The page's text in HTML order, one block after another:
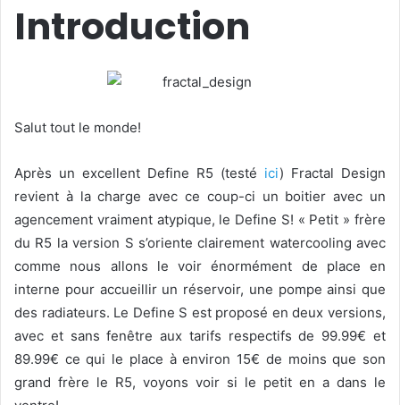
Introduction
Salut tout le monde!
Après un excellent Define R5 (testé ici) Fractal Design
revient à la charge avec ce coup-ci un boitier avec un
agencement vraiment atypique, le Define S! « Petit » frère
du R5 la version S s’oriente clairement watercooling avec
comme nous allons le voir énormément de place en
interne pour accueillir un réservoir, une pompe ainsi que
des radiateurs. Le Define S est proposé en deux versions,
avec et sans fenêtre aux tarifs respectifs de 99.99€ et
89.99€ ce qui le place à environ 15€ de moins que son
grand frère le R5, voyons voir si le petit en a dans le